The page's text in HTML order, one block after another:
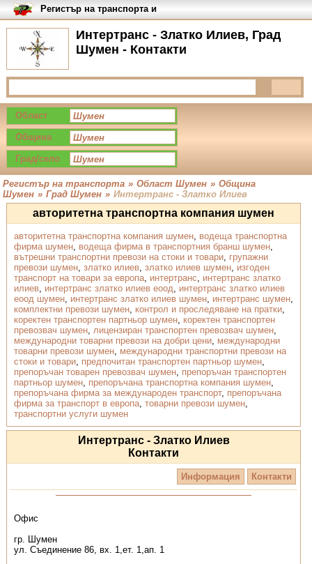
Интертранс - Златко Илиев, Град
Шумен - Контакти
Регистър на транспорта и
транспортните фирми в
България
Област
Община
Град/село
Регистър на транспорта » Област Шумен » Община
Шумен » Град Шумен » Интертранс - Златко Илиев
авторитетна транспортна компания шумен
авторитетна транспортна компания шумен, водеща транспортна
фирма шумен, водеща фирма в транспортния бранш шумен,
вътрешни транспортни превози на стоки и товари, групажни
превози шумен, златко илиев, златко илиев шумен, изгоден
транспорт на товари за европа, интертранс, интертранс златко
илиев, интертранс златко илиев еоод, интертранс златко илиев
еоод шумен, интертранс златко илиев шумен, интертранс шумен,
комплектни превози шумен, контрол и проследяване на пратки,
коректен транспортен партньор шумен, коректен транспортен
превозвач шумен, лицензиран транспортен превозвач шумен,
международни товарни превози на добри цени, международни
товарни превози шумен, международни транспортни превози на
стоки и товари, предпочитан транспортен партньор шумен,
препоръчан товарен превозвач шумен, препоръчан транспортен
партньор шумен, препоръчана транспортна компания шумен,
препоръчана фирма за международен транспорт, препоръчана
фирма за транспорт в европа, товарни превози шумен,
транспортни услуги шумен
Интертранс - Златко Илиев
Контакти
Информация Контакти
Офис
гр. Шумен
ул. Съединение 86, вх. 1,ет. 1,ап. 1